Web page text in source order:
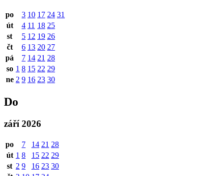
po 3 10 17 24 31
út
4 11 18 25
st
5 12 19 26
čt
6 13 20 27
pá
7 14 21 28
so 1 8 15 22 29
ne 2 9 16 23 30
Do
září 2026
po 7 14 21 28
út 1 8 15 22 29
st 2 9 16 23 30